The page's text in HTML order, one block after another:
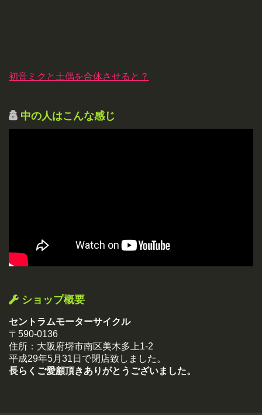
初音ミクと土偶を合体させると？
中の人はこんな感じ
ショップ概要
セントラムモーターサイクル
〒590-0136
住所：大阪府堺市南区美木多上1-2
平成29年5月31日で閉店致しました。
長らくご愛顧頂きありがとうございました。